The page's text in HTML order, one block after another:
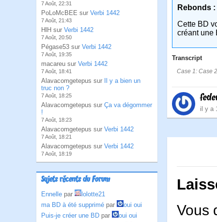
7 Août, 22:31
PoLoMcBEE sur Verbi 1442
7 Août, 21:43
HlH sur Verbi 1442
7 Août, 20:50
Pégase53 sur Verbi 1442
7 Août, 19:35
macareu sur Verbi 1442
7 Août, 18:41
Alavacomgetepus sur
Il y a bien un
truc non ?
7 Août, 18:25
Alavacomgetepus sur Ça va dégommer
!
7 Août, 18:23
Alavacomgetepus sur Verbi 1442
7 Août, 18:21
Alavacomgetepus sur Verbi 1442
7 Août, 18:19
Sujets récents du Forum
Ennelle par
lolotte21
ma BD à été supprimé par
oui oui
Puis-je créer une BD par
oui oui
Rebonds :
Cette BD
créant une
Transcript
Case 1: Case
il y a
Vous